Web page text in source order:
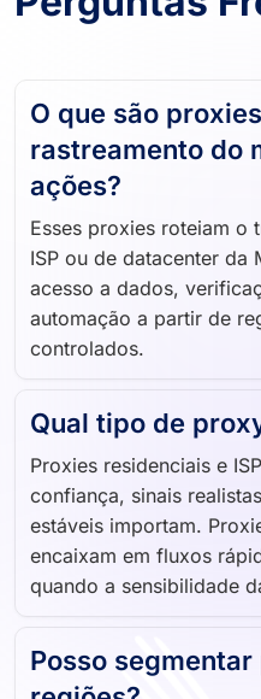
O que são
rastreamento do
ações?
Esses proxies roteiam o
ISP ou de datacenter da
acesso a dados,
automação a partir de
Qual tipo de
Proxies residenciais e
confiança, sinais
estáveis importam.
encaixam em fluxos